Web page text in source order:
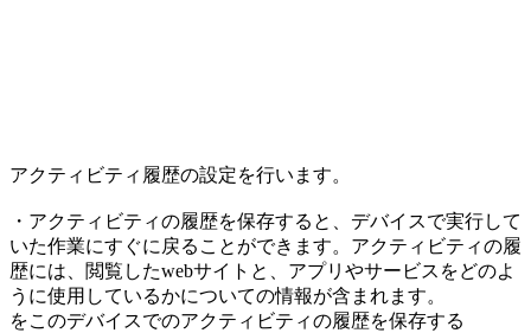
アクティビティ履歴の設定を行います。
・アクティビティの履歴を保存すると、デバイスで実行して
いた作業にすぐに戻ることができます。アクティビティの履
歴には、閲覧したwebサイトと、アプリやサービスをどのよ
うに使用しているかについての情報が含まれます。
をこのデバイスでのアクティビティの履歴を保存する